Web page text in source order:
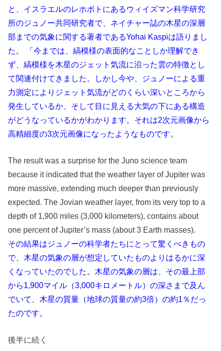
と、イスラエルのレホボトにあるウィイズマン科学研究
所のジュノー共同研究者で、ネイチャー誌の木星の深層
部までの気象に関する著者であるYohai Kaspiは語りまし
た。 「今までは、縞模様の表面的なことしか理解でき
ず、縞模様を木星のジェット気流に沿った雲の特徴とし
て関連付けてきました。しかし今や、ジュノーによる重
力測定によりジェット気流がどのくらい深いところから
発生しているか、そして目に見える大気の下にある構造
がどうなっているかがわかります。それは2次元画像から
高精細度の3次元画像になったようなものです。
The result was a surprise for the Juno science team
because it indicated that the weather layer of Jupiter was
more massive, extending much deeper than previously
expected. The Jovian weather layer, from its very top to a
depth of 1,900 miles (3,000 kilometers), contains about
one percent of Jupiter’s mass (about 3 Earth masses).
その結果はジュノーの科学者たちにとって驚くべきもの
で、木星の気象の層が想定していたものよりはるかに深
くなっていたのでした。木星の気象の層は、その最上部
から1,900マイル（3,000キロメートル）の深さまで及ん
でいて、木星の質量（地球の質量の約3倍）の約1％だっ
たのです。
後半に続く